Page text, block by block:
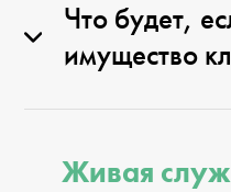
Что будет,
имущество
Живая